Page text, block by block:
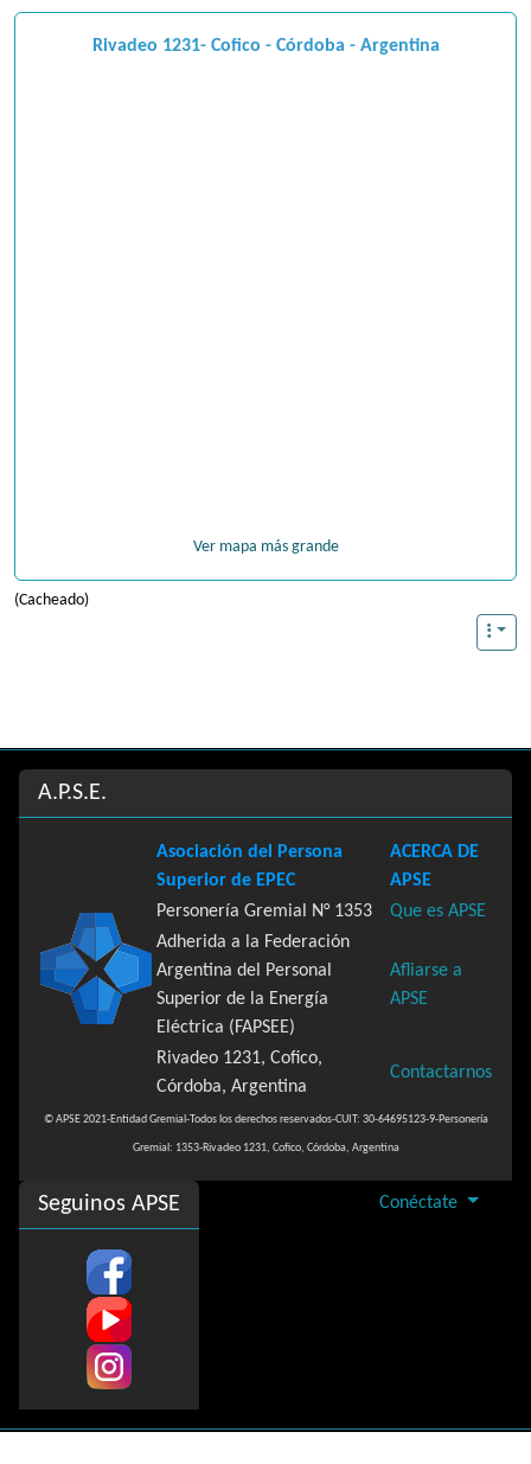
Rivadeo 1231- Cofico - Córdoba - Argentina
Ver mapa más grande
(Cacheado)
Site information, links, etc.
A.P.S.E.
Asociación del Persona
Superior de EPEC
ACERCA DE
APSE
Personería Gremial N° 1353
Que es APSE
Adherida a la Federación
Argentina del Personal
Superior de la Energía
Eléctrica (FAPSEE)
Afliarse a
APSE
Rivadeo 1231, Cofico,
Córdoba, Argentina
Contactarnos
© APSE 2021-Entidad Gremial-Todos los derechos reservados-CUIT: 30-64695123-9-Personería
Gremial: 1353-Rivadeo 1231, Cofico, Córdoba, Argentina
Seguinos APSE Conéctate